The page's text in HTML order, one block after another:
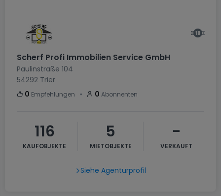
Scherf Profi Immobilien Service GmbH
Paulinstraße 104
54292 Trier
0 Empfehlungen ・ 0 Abonnenten
116
KAUFOBJEKTE
5
MIETOBJEKTE
-
VERKAUFT
Siehe Agenturprofil